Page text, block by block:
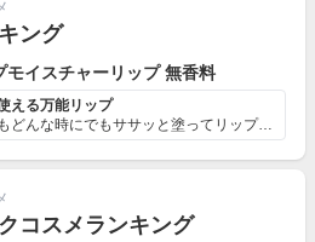
ング
モイスチャーリップ 無香料
える万能リップ
いつでもどこでもどんな時にでもササッと塗ってリップケア...
コスメランキング